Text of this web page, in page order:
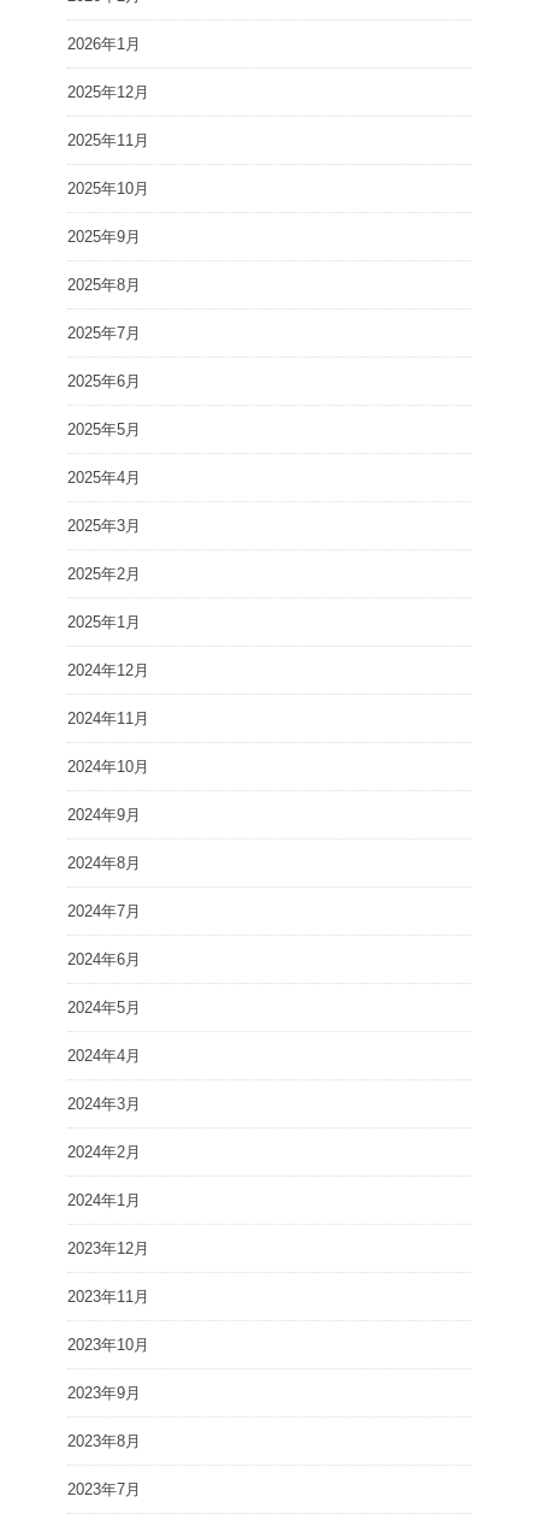
2026年1月
2025年12月
2025年11月
2025年10月
2025年9月
2025年8月
2025年7月
2025年6月
2025年5月
2025年4月
2025年3月
2025年2月
2025年1月
2024年12月
2024年11月
2024年10月
2024年9月
2024年8月
2024年7月
2024年6月
2024年5月
2024年4月
2024年3月
2024年2月
2024年1月
2023年12月
2023年11月
2023年10月
2023年9月
2023年8月
2023年7月